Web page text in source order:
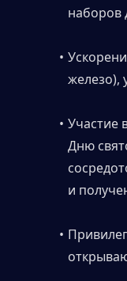
наборов
железо),
Участие
Дню
и